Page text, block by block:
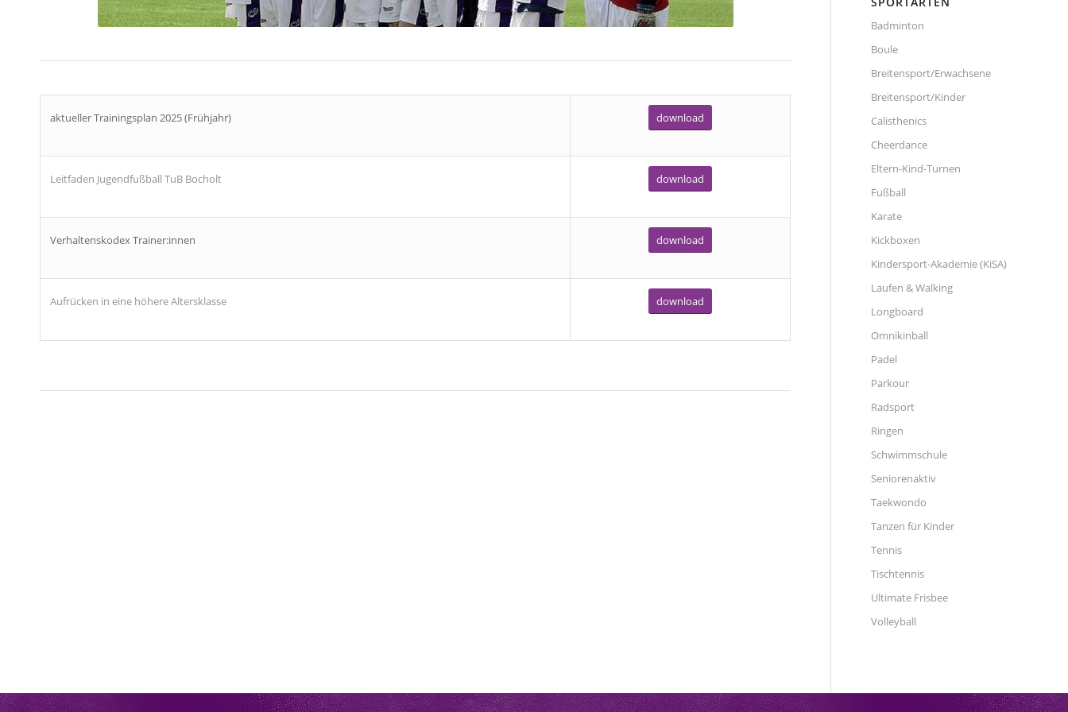
aktueller Trainingsplan 2025 (Frühjahr) download
Leitfaden Jugendfußball TuB Bocholt download
Verhaltenskodex Trainer:innen download
Aufrücken in eine höhere Altersklasse download
Badminton
Boule
Breitensport/Erwachsene
Breitensport/Kinder
Calisthenics
Cheerdance
Eltern-Kind-Turnen
Fußball
Karate
Kickboxen
Kindersport-Akademie (KiSA)
Laufen & Walking
Longboard
Omnikinball
Padel
Parkour
Radsport
Ringen
Schwimmschule
Seniorenaktiv
Taekwondo
Tanzen für Kinder
Tennis
Tischtennis
Ultimate Frisbee
Volleyball